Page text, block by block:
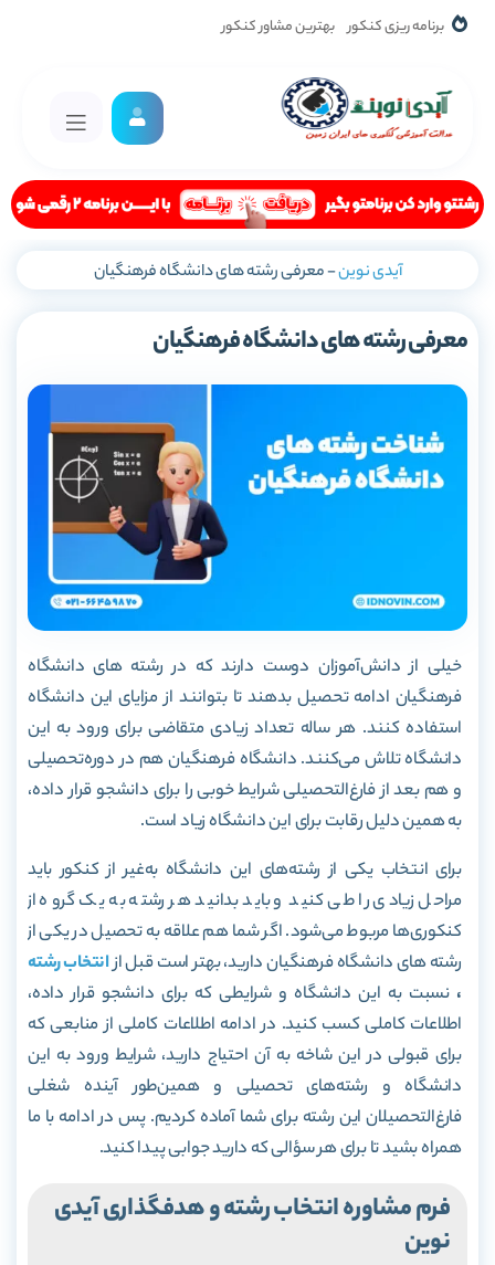
برنامه ریزی کنکور بهترین مشاور کنکور
آیدی نوین-معرفی رشته های دانشگاه فرهنگیان
معرفی رشته های دانشگاه فرهنگیان
خیلی از دانش‌آموزان دوست دارند که در رشته های دانشگاه
فرهنگیان ادامه تحصیل بدهند تا بتوانند از مزایای این دانشگاه
استفاده کنند. هر ساله تعداد زیادی متقاضی برای ورود به این
دانشگاه تلاش می‌کنند. دانشگاه فرهنگیان هم در دوره‌تحصیلی
و هم بعد از فارغ‌التحصیلی شرایط خوبی را برای دانشجو قرار داده،
به‌ همین دلیل رقابت برای این دانشگاه زیاد است.
برای انتخاب یکی از رشته‌های این دانشگاه به‌غیر از کنکور باید
مراحل زیادی را طی کنید و باید بدانید هر رشته به یک گروه از
کنکوری‌ها مربوط می‌شود. اگر شما هم علاقه به تحصیل در یکی از
رشته های دانشگاه فرهنگیان دارید، بهتر است قبل ازانتخاب رشته
، نسبت به این دانشگاه و شرایطی که برای دانشجو قرار داده،
اطلاعات کاملی کسب کنید. در ادامه اطلاعات کاملی از منابعی که
برای قبولی در این شاخه به آن احتیاج دارید، شرایط ورود به این
دانشگاه و رشته‌های تحصیلی و همین‌طور آینده شغلی
فارغ‌التحصیلان این رشته برای شما آماده کردیم. پس در ادامه با ما
همراه بشید تا برای هر سؤالی که دارید جوابی پیدا کنید.
فرم مشاوره انتخاب رشته و هدفگذاری آیدی
نوین